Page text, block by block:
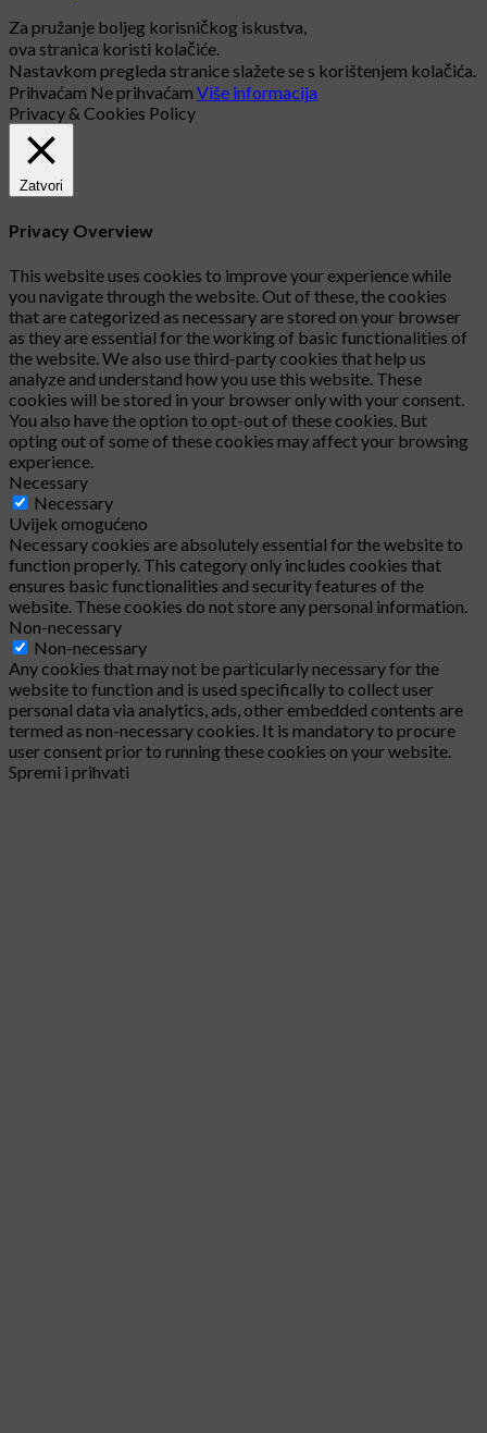
Za pružanje boljeg korisničkog iskustva,
ova stranica koristi kolačiće.
Nastavkom pregleda stranice slažete se s korištenjem kolačića.
Prihvaćam Ne prihvaćam Više informacija
Privacy & Cookies Policy
Zatvori
Privacy Overview
This website uses cookies to improve your experience while
you navigate through the website. Out of these, the cookies
that are categorized as necessary are stored on your browser
as they are essential for the working of basic functionalities of
the website. We also use third-party cookies that help us
analyze and understand how you use this website. These
cookies will be stored in your browser only with your consent.
You also have the option to opt-out of these cookies. But
opting out of some of these cookies may affect your browsing
experience.
Necessary
Necessary
Uvijek omogućeno
Necessary cookies are absolutely essential for the website to
function properly. This category only includes cookies that
ensures basic functionalities and security features of the
website. These cookies do not store any personal information.
Non-necessary
Non-necessary
Any cookies that may not be particularly necessary for the
website to function and is used specifically to collect user
personal data via analytics, ads, other embedded contents are
termed as non-necessary cookies. It is mandatory to procure
user consent prior to running these cookies on your website.
Spremi i prihvati